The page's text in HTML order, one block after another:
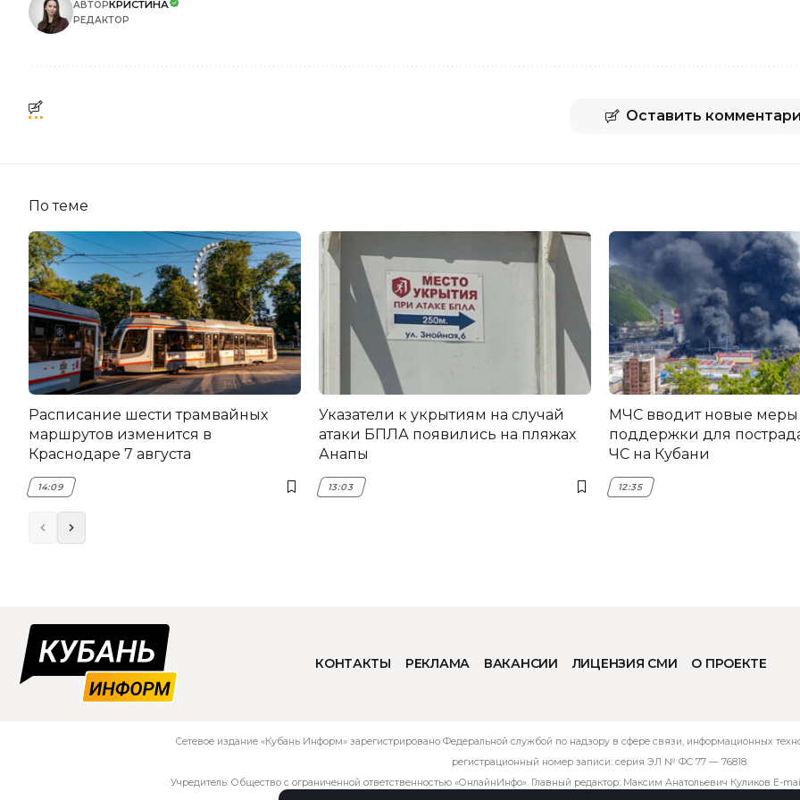
АВТОРКРИСТИНА
РЕДАКТОР
Оставить
По теме
Расписание шести трамвайных
маршрутов изменится в
Краснодаре 7 августа
14:09
Указатели к укрытиям на случай
атаки БПЛА появились на пляжах
Анапы
13:03
МЧС вводит новые меры
поддержки для
ЧС на Кубани
12:35
КОНТАКТЫ РЕКЛАМА ВАКАНСИИ ЛИЦЕНЗИЯ СМИ О ПРОЕКТЕ
Сетевое издание «Кубань Информ» зарегистрировано Федеральной службой по надзору в сфере связи, информационных
регистрационный номер записи: серия ЭЛ № ФС 77 — 76818.
Учредитель: Общество с ограниченной ответственностью «ОнлайнИнфо». Главный редактор: Максим Анатольевич Куликов E-